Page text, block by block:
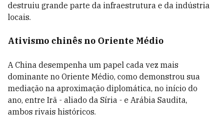
destruiu grande parte da infraestrutura e da indústria
locais.
Ativismo chinês no Oriente Médio
A China desempenha um papel cada vez mais
dominante no Oriente Médio, como demonstrou sua
mediação na aproximação diplomática, no início do
ano, entre Irã - aliado da Síria - e Arábia Saudita,
ambos rivais históricos.